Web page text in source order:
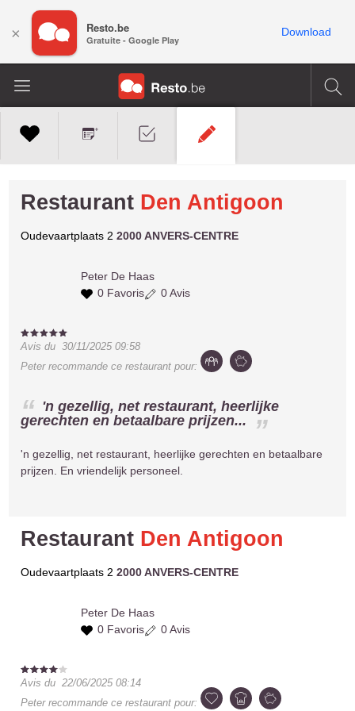
Restaurant Den Antigoon
Oudevaartplaats 22000 ANVERS-CENTRE
Peter De Haas
0 Favoris
0 Avis
Avis du30/11/2025 09:58
Peterrecommande ce restaurant pour:
'n gezellig, net restaurant, heerlijke
gerechten en betaalbare prijzen...
'n gezellig, net restaurant, heerlijke gerechten en betaalbare
prijzen. En vriendelijk personeel.
Restaurant Den Antigoon
Oudevaartplaats 22000 ANVERS-CENTRE
Peter De Haas
0 Favoris
0 Avis
Avis du22/06/2025 08:14
Peterrecommande ce restaurant pour:
× Resto.be
Gratuite - Google Play
Download